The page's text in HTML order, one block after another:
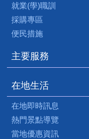
就業(學)職訓
採購專區
便民措施
主要服務
在地生活
在地即時訊息
熱門景點導覽
當地優惠資訊